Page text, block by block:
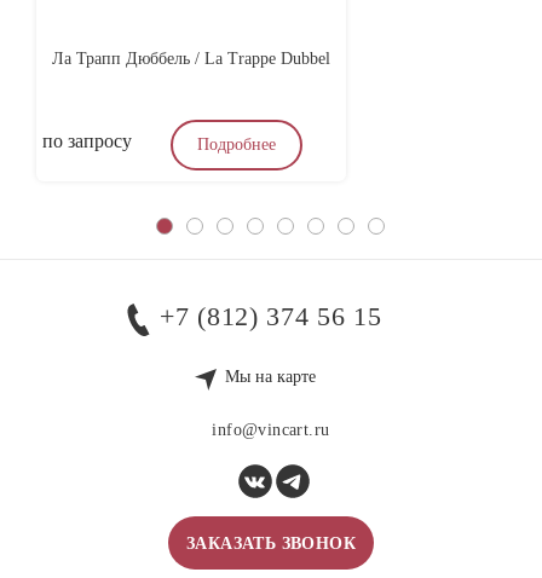
Ла Трапп Дюббель / La Trappe Dubbel
по запросу Подробнее
+7 (812) 374 56 15
Мы на карте
info@vincart.ru
ЗАКАЗАТЬ ЗВОНОК